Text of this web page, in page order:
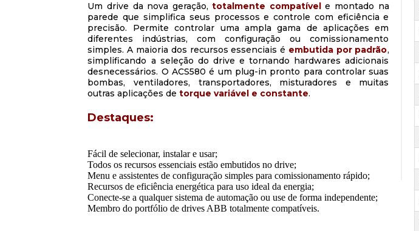
Um drive da nova geração,totalmente compatívele montado na
parede que simplifica seus processos e controle com eficiência e
precisão. Permite controlar uma ampla gama de aplicações em
diferentes indústrias, com configuração ou comissionamento
simples. A maioria dos recursos essenciais é embutida por padrão,
simplificando a seleção do drive e tornando hardwares adicionais
desnecessários. O ACS580 é um plug-in pronto para controlar suas
bombas, ventiladores, transportadores, misturadores e muitas
outras aplicações detorque variável e constante.
Destaques:
Fácil de selecionar, instalar e usar;
Todos os recursos essenciais estão embutidos no drive;
Menu e assistentes de configuração simples para comissionamento rápido;
Recursos de eficiência energética para uso ideal da energia;
Conecte-se a qualquer sistema de automação ou use de forma independente;
Membro do portfólio de drives ABB totalmente compatíveis.